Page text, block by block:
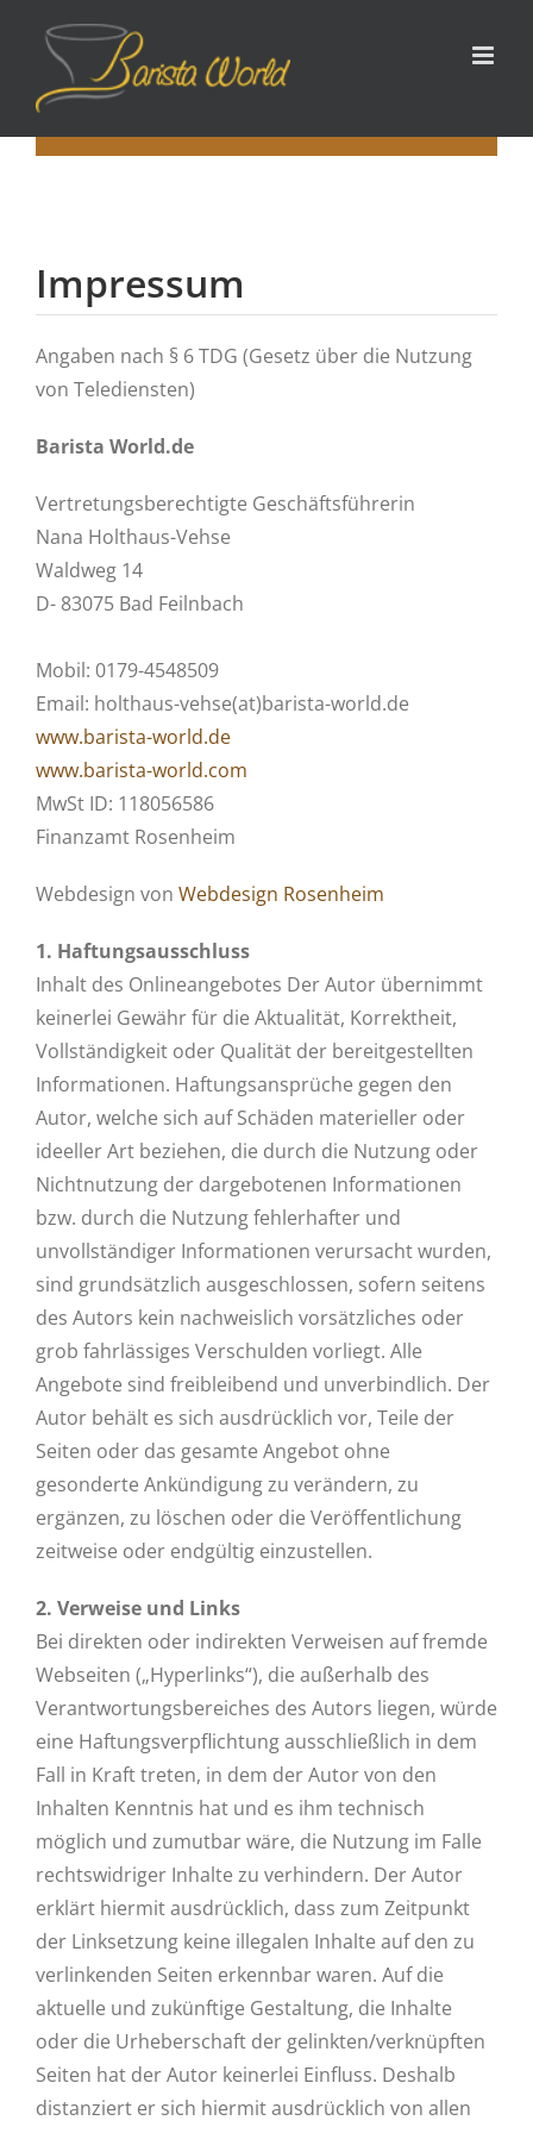
Inhalt
springen
Impressum
Angaben nach § 6 TDG (Gesetz über die Nutzung
von Telediensten)
Barista World.de
Vertretungsberechtigte Geschäftsführerin
Nana Holthaus-Vehse
Waldweg 14
D- 83075 Bad Feilnbach
Mobil: 0179-4548509
Email: holthaus-vehse(at)barista-world.de
www.barista-world.de
www.barista-world.com
MwSt ID: 118056586
Finanzamt Rosenheim
Webdesign von Webdesign Rosenheim
1. Haftungsausschluss
Inhalt des Onlineangebotes Der Autor übernimmt
keinerlei Gewähr für die Aktualität, Korrektheit,
Vollständigkeit oder Qualität der bereitgestellten
Informationen. Haftungsansprüche gegen den
Autor, welche sich auf Schäden materieller oder
ideeller Art beziehen, die durch die Nutzung oder
Nichtnutzung der dargebotenen Informationen
bzw. durch die Nutzung fehlerhafter und
unvollständiger Informationen verursacht wurden,
sind grundsätzlich ausgeschlossen, sofern seitens
des Autors kein nachweislich vorsätzliches oder
grob fahrlässiges Verschulden vorliegt. Alle
Angebote sind freibleibend und unverbindlich. Der
Autor behält es sich ausdrücklich vor, Teile der
Seiten oder das gesamte Angebot ohne
gesonderte Ankündigung zu verändern, zu
ergänzen, zu löschen oder die Veröffentlichung
zeitweise oder endgültig einzustellen.
2. Verweise und Links
Bei direkten oder indirekten Verweisen auf fremde
Webseiten („Hyperlinks“), die außerhalb des
Verantwortungsbereiches des Autors liegen, würde
eine Haftungsverpflichtung ausschließlich in dem
Fall in Kraft treten, in dem der Autor von den
Inhalten Kenntnis hat und es ihm technisch
möglich und zumutbar wäre, die Nutzung im Falle
rechtswidriger Inhalte zu verhindern. Der Autor
erklärt hiermit ausdrücklich, dass zum Zeitpunkt
der Linksetzung keine illegalen Inhalte auf den zu
verlinkenden Seiten erkennbar waren. Auf die
aktuelle und zukünftige Gestaltung, die Inhalte
oder die Urheberschaft der gelinkten/verknüpften
Seiten hat der Autor keinerlei Einfluss. Deshalb
distanziert er sich hiermit ausdrücklich von allen